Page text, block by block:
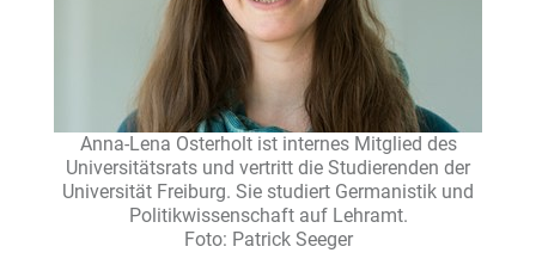
Anna-Lena Osterholt ist internes Mitglied des
Universitätsrats und vertritt die Studierenden der
Universität Freiburg. Sie studiert Germanistik und
Politikwissenschaft auf Lehramt.
Foto: Patrick Seeger